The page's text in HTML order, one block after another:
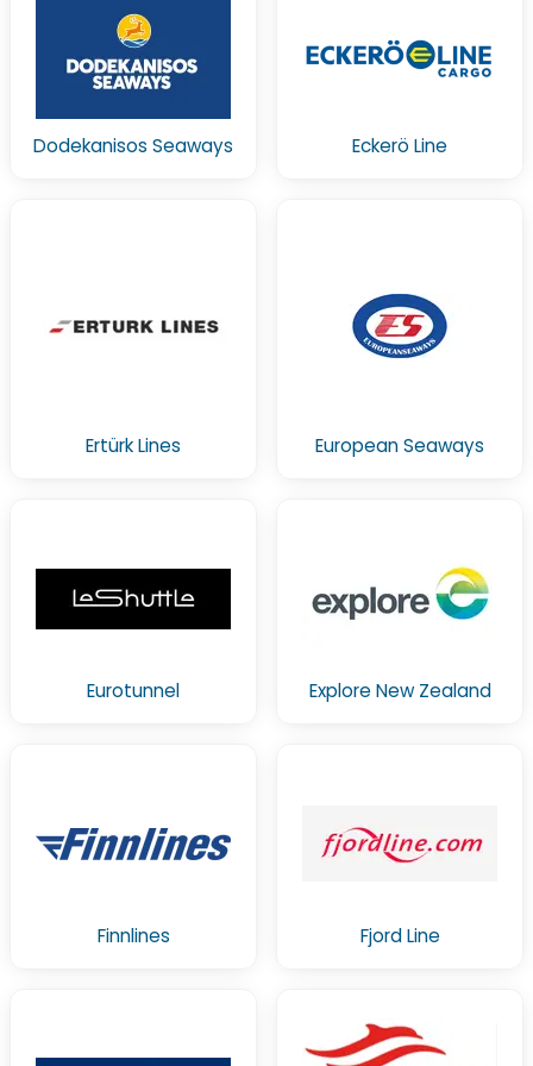
Dodekanisos Seaways Eckerö Line
Ertürk Lines European Seaways
Eurotunnel Explore New Zealand
Finnlines Fjord Line